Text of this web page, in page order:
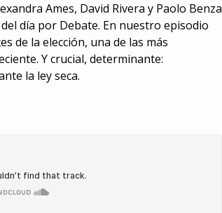
Ames, David Rivera y Paolo Benza
día por Debate. En nuestro episodio
de la elección, una de las más
Y crucial, determinante:
la ley seca.